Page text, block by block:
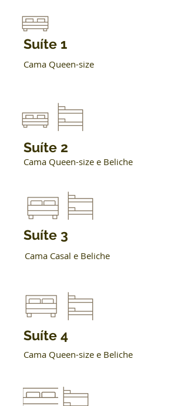
Suíte 1
Cama Queen-size
Suíte 2
Cama Queen-size e Beliche
Suíte 3
Cama Casal e Beliche
Suíte 4
Cama Queen-size e Beliche